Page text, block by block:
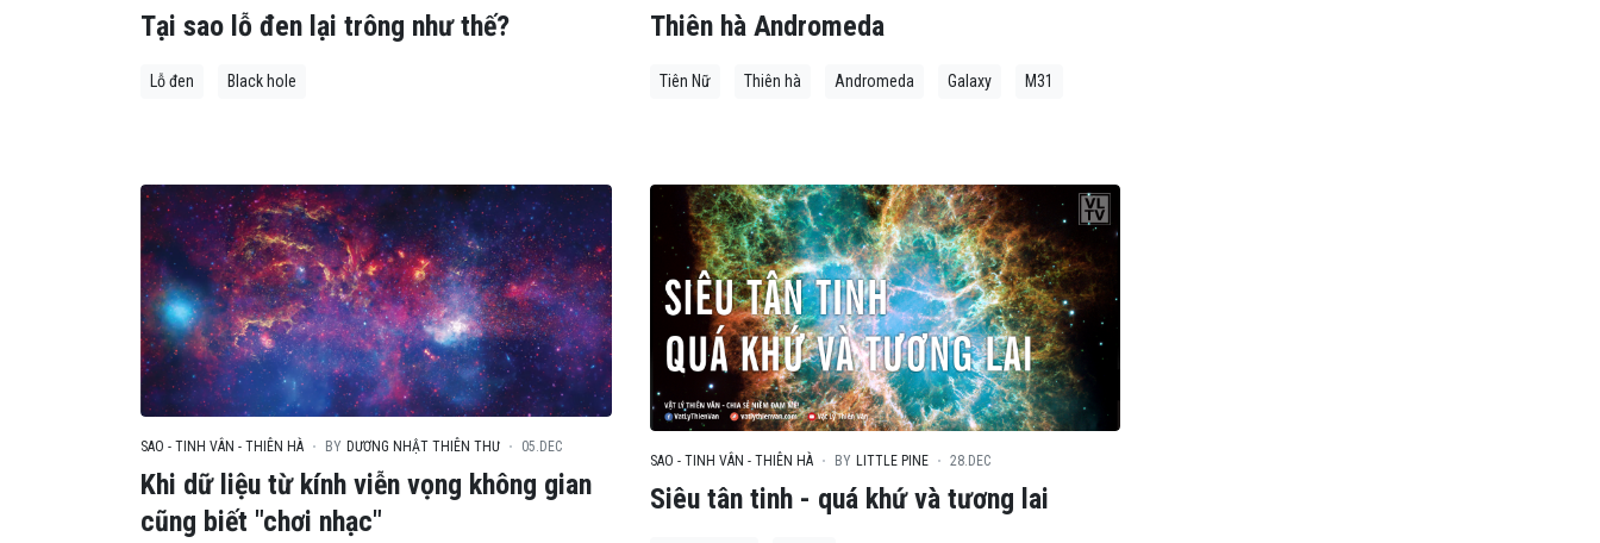
Tại sao lỗ đen lại trông như thế?
Lỗ đen Black hole
Thiên hà Andromeda
Tiên Nữ Thiên hà Andromeda Galaxy M31
SAO - TINH VÂN - THIÊN HÀ BY DƯƠNG NHẬT THIÊN THƯ 05.DEC
Khi dữ liệu từ kính viễn vọng không gian
cũng biết "chơi nhạc"
SAO - TINH VÂN - THIÊN HÀ BY LITTLE PINE 28.DEC
Siêu tân tinh - quá khứ và tương lai